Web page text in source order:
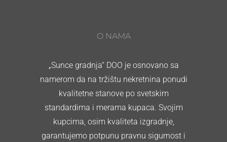
O NAMA
„Sunce gradnja“ DOO je osnovano sa
namerom da na tržištu nekretnina ponudi
kvalitetne stanove po svetskim
standardima i merama kupaca. Svojim
kupcima, osim kvaliteta izgradnje,
garantujemo potpunu pravnu sigurnost i